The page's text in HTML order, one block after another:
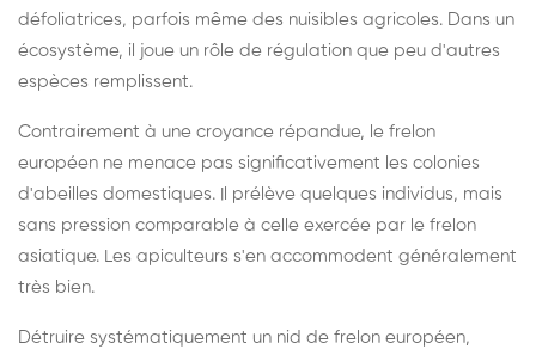
défoliatrices, parfois même des nuisibles agricoles. Dans un
écosystème, il joue un rôle de régulation que peu d'autres
espèces remplissent.
Contrairement à une croyance répandue, le frelon
européen ne menace pas significativement les colonies
d'abeilles domestiques. Il prélève quelques individus, mais
sans pression comparable à celle exercée par le frelon
asiatique. Les apiculteurs s'en accommodent généralement
très bien.
Détruire systématiquement un nid de frelon européen,